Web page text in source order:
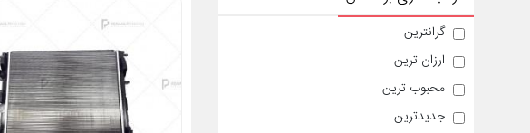
گرانترین
ارزان ترین
محبوب ترین
جدیدترین